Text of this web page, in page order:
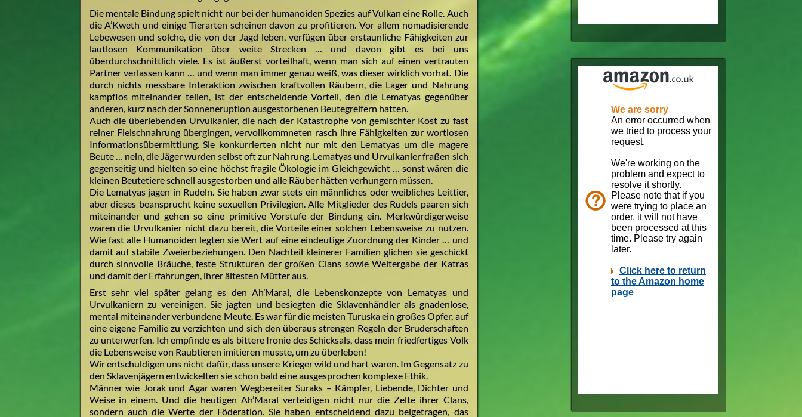
Die mentale Bindung spielt nicht nur bei der humanoiden Spezies auf Vulkan eine Rolle. Auch
die A’Kweth und einige Tierarten scheinen davon zu profitieren. Vor allem nomadisierende
Lebewesen und solche, die von der Jagd leben, verfügen über erstaunliche Fähigkeiten zur
lautlosen Kommunikation über weite Strecken … und davon gibt es bei uns
überdurchschnittlich viele. Es ist äußerst vorteilhaft, wenn man sich auf einen vertrauten
Partner verlassen kann … und wenn man immer genau weiß, was dieser wirklich vorhat. Die
durch nichts messbare Interaktion zwischen kraftvollen Räubern, die Lager und Nahrung
kampflos miteinander teilen, ist der entscheidende Vorteil, den die Lematyas gegenüber
anderen, kurz nach der Sonneneruption ausgestorbenen Beutegreifern hatten.
Auch die überlebenden Urvulkanier, die nach der Katastrophe von gemischter Kost zu fast
reiner Fleischnahrung übergingen, vervollkommneten rasch ihre Fähigkeiten zur wortlosen
Informationsübermittlung. Sie konkurrierten nicht nur mit den Lematyas um die magere
Beute … nein, die Jäger wurden selbst oft zur Nahrung. Lematyas und Urvulkanier fraßen sich
gegenseitig und hielten so eine höchst fragile Ökologie im Gleichgewicht … sonst wären die
kleinen Beutetiere schnell ausgestorben und alle Räuber hätten verhungern müssen.
Die Lematyas jagen in Rudeln. Sie haben zwar stets ein männliches oder weibliches Leittier,
aber dieses beansprucht keine sexuellen Privilegien. Alle Mitglieder des Rudels paaren sich
miteinander und gehen so eine primitive Vorstufe der Bindung ein. Merkwürdigerweise
waren die Urvulkanier nicht dazu bereit, die Vorteile einer solchen Lebensweise zu nutzen.
Wie fast alle Humanoiden legten sie Wert auf eine eindeutige Zuordnung der Kinder … und
damit auf stabile Zweierbeziehungen. Den Nachteil kleinerer Familien glichen sie geschickt
durch sinnvolle Bräuche, feste Strukturen der großen Clans sowie Weitergabe der Katras
und damit der Erfahrungen, ihrer ältesten Mütter aus.
Erst sehr viel später gelang es den Ah’Maral, die Lebenskonzepte von Lematyas und
Urvulkaniern zu vereinigen. Sie jagten und besiegten die Sklavenhändler als gnadenlose,
mental miteinander verbundene Meute. Es war für die meisten Turuska ein großes Opfer, auf
eine eigene Familie zu verzichten und sich den überaus strengen Regeln der Bruderschaften
zu unterwerfen. Ich empfinde es als bittere Ironie des Schicksals, dass mein friedfertiges Volk
die Lebensweise von Raubtieren imitieren musste, um zu überleben!
Wir entschuldigen uns nicht dafür, dass unsere Krieger wild und hart waren. Im Gegensatz zu
den Sklavenjägern entwickelten sie schon bald eine ausgesprochen komplexe Ethik.
Männer wie Jorak und Agar waren Wegbereiter Suraks – Kämpfer, Liebende, Dichter und
Weise in einem. Und die heutigen Ah’Maral verteidigen nicht nur die Zelte ihrer Clans,
sondern auch die Werte der Föderation. Sie haben entscheidend dazu beigetragen, das